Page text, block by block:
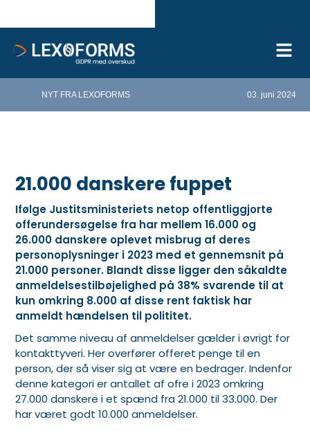
NYT FRA LEXOFORMS 03. juni 2024
21.000 danskere fuppet
Ifølge Justitsministeriets netop offentliggjorte
offerundersøgelse fra har mellem 16.000 og
26.000 danskere oplevet misbrug af deres
personoplysninger i 2023 med et gennemsnit på
21.000 personer. Blandt disse ligger den såkaldte
anmeldelsestilbøjelighed på 38% svarende til at
kun omkring 8.000 af disse rent faktisk har
anmeldt hændelsen til polititet.
Det samme niveau af anmeldelser gælder i øvrigt for
kontakttyveri. Her overfører offeret penge til en
person, der så viser sig at være en bedrager. Indenfor
denne kategori er antallet af ofre i 2023 omkring
27.000 danskere i et spænd fra 21.000 til 33.000. Der
har været godt 10.000 anmeldelser.